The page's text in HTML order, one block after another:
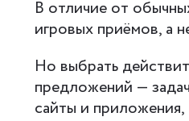
В отличие от
игровых приёмов, а
Но выбрать
предложений —
сайты и